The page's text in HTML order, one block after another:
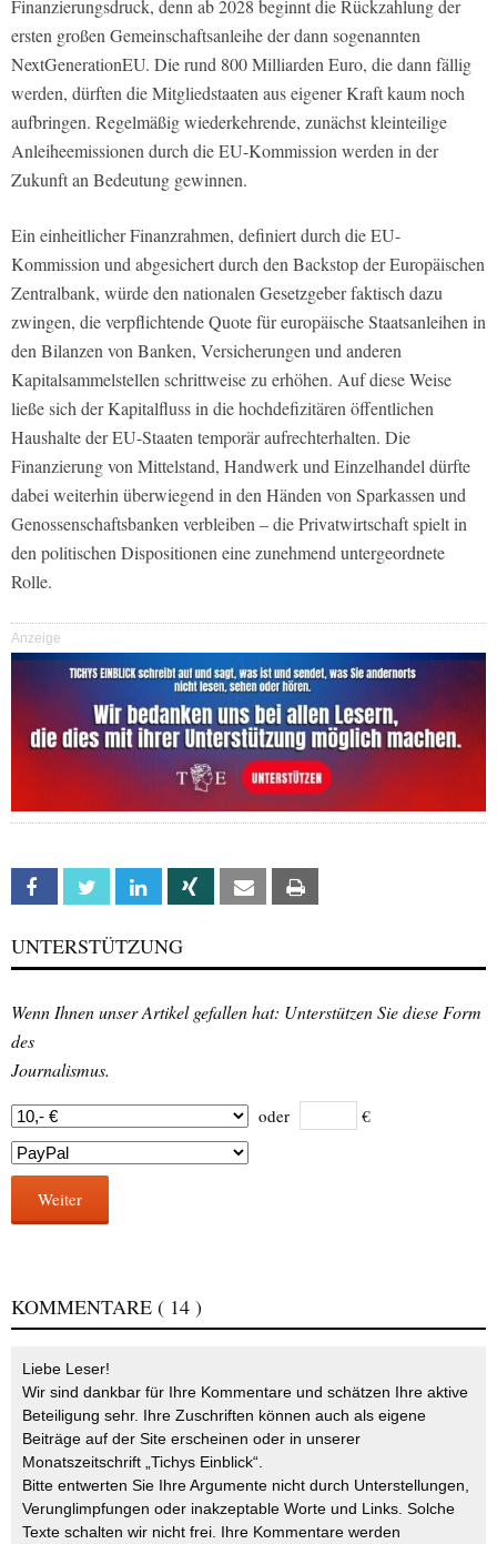
Finanzierungsdruck, denn ab 2028 beginnt die Rückzahlung der
ersten großen Gemeinschaftsanleihe der dann sogenannten
NextGenerationEU. Die rund 800 Milliarden Euro, die dann fällig
werden, dürften die Mitgliedstaaten aus eigener Kraft kaum noch
aufbringen. Regelmäßig wiederkehrende, zunächst kleinteilige
Anleiheemissionen durch die EU-Kommission werden in der
Zukunft an Bedeutung gewinnen.
Ein einheitlicher Finanzrahmen, definiert durch die EU-
Kommission und abgesichert durch den Backstop der Europäischen
Zentralbank, würde den nationalen Gesetzgeber faktisch dazu
zwingen, die verpflichtende Quote für europäische Staatsanleihen in
den Bilanzen von Banken, Versicherungen und anderen
Kapitalsammelstellen schrittweise zu erhöhen. Auf diese Weise
ließe sich der Kapitalfluss in die hochdefizitären öffentlichen
Haushalte der EU-Staaten temporär aufrechterhalten. Die
Finanzierung von Mittelstand, Handwerk und Einzelhandel dürfte
dabei weiterhin überwiegend in den Händen von Sparkassen und
Genossenschaftsbanken verbleiben – die Privatwirtschaft spielt in
den politischen Dispositionen eine zunehmend untergeordnete
Rolle.
Anzeige
Facebook Twitter Linkedin Xing Email
UNTERSTÜTZUNG
Wenn Ihnen unser Artikel gefallen hat: Unterstützen Sie diese Form
des
Journalismus.
oder €
Weiter
KOMMENTARE ( 14 )
Liebe Leser!
Wir sind dankbar für Ihre Kommentare und schätzen Ihre aktive
Beteiligung sehr. Ihre Zuschriften können auch als eigene
Beiträge auf der Site erscheinen oder in unserer
Monatszeitschrift „Tichys Einblick“.
Bitte entwerten Sie Ihre Argumente nicht durch Unterstellungen,
Verunglimpfungen oder inakzeptable Worte und Links. Solche
Texte schalten wir nicht frei. Ihre Kommentare werden